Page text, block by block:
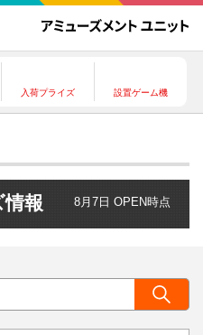
入荷プライズ 設置ゲーム機
情報 8月7日 OPEN時点